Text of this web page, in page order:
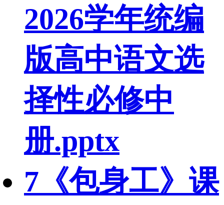
2026学年统编
版高中语文选
择性必修中
册.pptx
7《包身工》课